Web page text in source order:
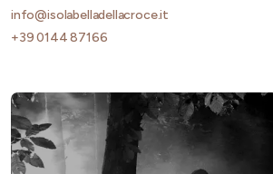
info@isolabelladellacroce.it
+39 0144 87166